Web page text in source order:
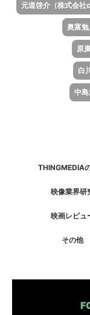
元道啓介（株式会社
奥富勉
原
白
中島
THINGMEDIA
映像業界研
映画レビュ
その他